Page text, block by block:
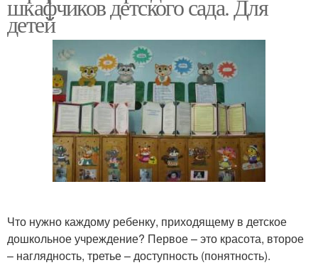
шкафчиков детского сада. Для
детей
Что нужно каждому ребенку, приходящему в детское
дошкольное учреждение? Первое – это красота, второе
– наглядность, третье – доступность (понятность).